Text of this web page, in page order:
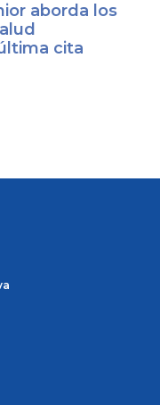
aborda los
cita